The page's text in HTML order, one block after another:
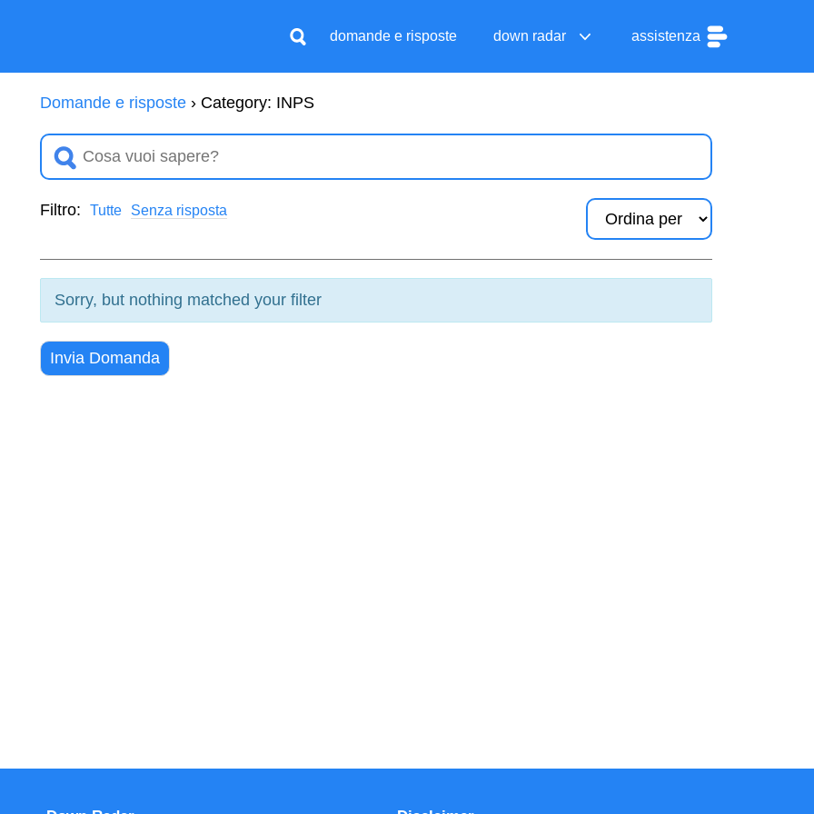
domande e risposte down radar assistenza
Domande e risposte › Category: INPS
Filtro: Tutte Senza risposta
Sorry, but nothing matched your filter
Invia Domanda